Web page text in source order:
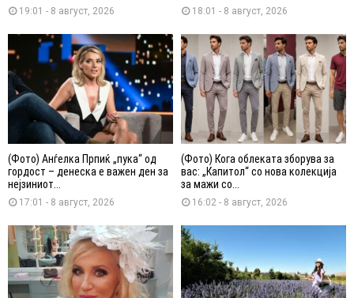
19:01 - 8 август, 2026 18:01 - 8 август, 2026
(Фото) Анѓелка Прпиќ „пука“ од
гордост – денеска е важен ден за
нејзиниот...
17:01 - 8 август, 2026
(Фото) Кога облеката зборува за
вас: „Капитол“ со нова колекција
за мажи со...
16:02 - 8 август, 2026